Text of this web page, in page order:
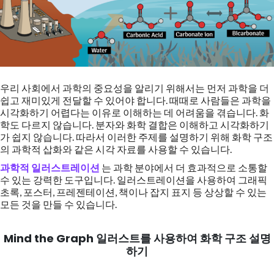
우리 사회에서 과학의 중요성을 알리기 위해서는 먼저 과학을 더
쉽고 재미있게 전달할 수 있어야 합니다. 때때로 사람들은 과학을
시각화하기 어렵다는 이유로 이해하는 데 어려움을 겪습니다. 화
학도 다르지 않습니다. 분자와 화학 결합은 이해하고 시각화하기
가 쉽지 않습니다. 따라서 이러한 주제를 설명하기 위해 화학 구조
의 과학적 삽화와 같은 시각 자료를 사용할 수 있습니다.
과학적 일러스트레이션 는 과학 분야에서 더 효과적으로 소통할
수 있는 강력한 도구입니다. 일러스트레이션을 사용하여 그래픽
초록, 포스터, 프레젠테이션, 책이나 잡지 표지 등 상상할 수 있는
모든 것을 만들 수 있습니다.
Mind the Graph 일러스트를 사용하여 화학 구조 설명
하기